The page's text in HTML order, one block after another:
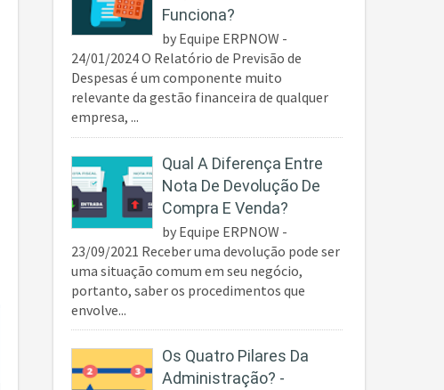
Funciona?
by Equipe ERPNOW -
24/01/2024 O Relatório de Previsão de
Despesas é um componente muito
relevante da gestão financeira de qualquer
empresa, ...
Qual A Diferença Entre
Nota De Devolução De
Compra E Venda?
by Equipe ERPNOW -
23/09/2021 Receber uma devolução pode ser
uma situação comum em seu negócio,
portanto, saber os procedimentos que
envolve...
Os Quatro Pilares Da
Administração? -